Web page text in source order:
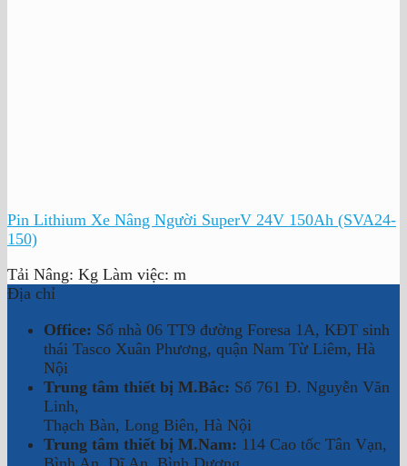
Pin Lithium Xe Nâng Người SuperV 24V 150Ah (SVA24-
150)
Tải Nâng: Kg Làm việc: m
Địa chỉ
Office: Số nhà 06 TT9 đường Foresa 1A, KĐT sinh
thái Tasco Xuân Phương, quận Nam Từ Liêm, Hà
Nội
Trung tâm thiết bị M.Bắc: Số 761 Đ. Nguyễn Văn
Linh,
Thạch Bàn, Long Biên, Hà Nội
Trung tâm thiết bị M.Nam: 114 Cao tốc Tân Vạn,